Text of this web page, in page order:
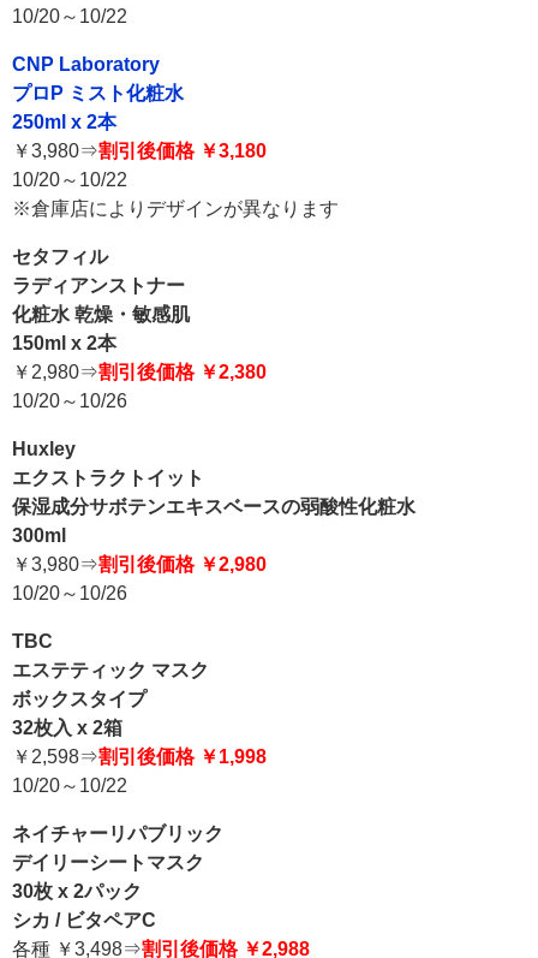
10/20～10/22
CNP Laboratory
プロP ミスト化粧水
250ml x 2本
￥3,980⇒割引後価格 ￥3,180
10/20～10/22
※倉庫店によりデザインが異なります
セタフィル
ラディアンストナー
化粧水 乾燥・敏感肌
150ml x 2本
￥2,980⇒割引後価格 ￥2,380
10/20～10/26
Huxley
エクストラクトイット
保湿成分サボテンエキスベースの弱酸性化粧水
300ml
￥3,980⇒割引後価格 ￥2,980
10/20～10/26
TBC
エステティック マスク
ボックスタイプ
32枚入 x 2箱
￥2,598⇒割引後価格 ￥1,998
10/20～10/22
ネイチャーリパブリック
デイリーシートマスク
30枚 x 2パック
シカ / ビタペアC
各種 ￥3,498⇒割引後価格 ￥2,988